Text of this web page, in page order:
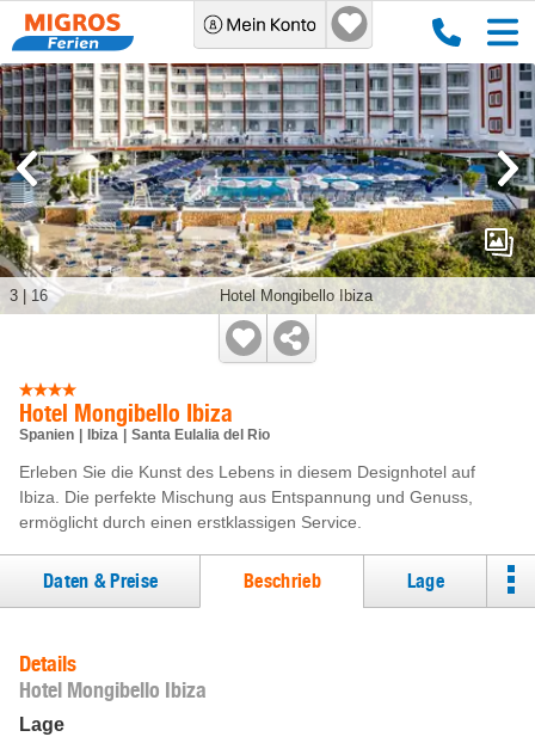
Hotel Mongibello Ibiza
Spanien Ibiza Santa Eulalia del Rio
Erleben Sie die Kunst des Lebens in diesem Designhotel auf
Ibiza. Die perfekte Mischung aus Entspannung und Genuss,
ermöglicht durch einen erstklassigen Service.
Hotel Mongibello Ibiza
3 16
Daten & Preise Beschrieb Lage
Details
Hotel Mongibello Ibiza
Lage